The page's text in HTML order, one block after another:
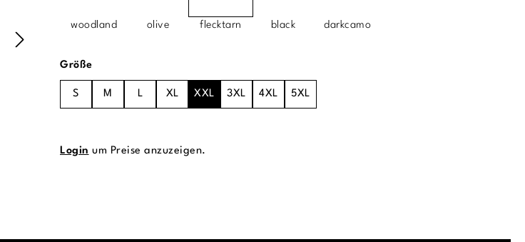
woodland olive flecktarn black darkcamo
Größeauswählen
S M L XL XXL 3XL 4XL 5XL
Login um Preise anzuzeigen.